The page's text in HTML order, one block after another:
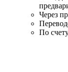
Через
По